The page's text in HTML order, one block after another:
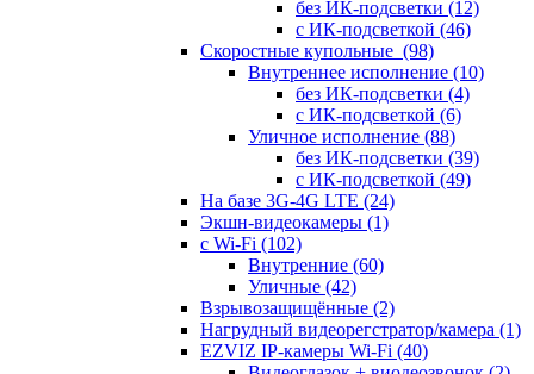
без ИК-подсветки (12)
с ИК-подсветкой (46)
Скоростные купольные (98)
Внутреннее исполнение (10)
без ИК-подсветки (4)
с ИК-подсветкой (6)
Уличное исполнение (88)
без ИК-подсветки (39)
с ИК-подсветкой (49)
На базе 3G-4G LTE (24)
Экшн-видеокамеры (1)
с Wi-Fi (102)
Внутренние (60)
Уличные (42)
Взрывозащищённые (2)
Нагрудный видеорегстратор/камера (1)
EZVIZ IP-камеры Wi-Fi (40)